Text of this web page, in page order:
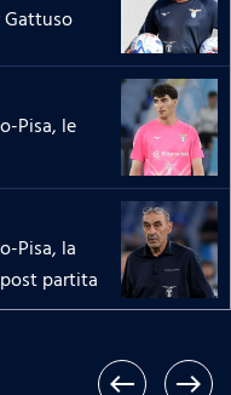
Pisa, le
Pisa, la
partita
west east